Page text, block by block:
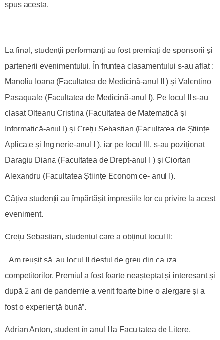
spus acesta.
La final, studenții performanți au fost premiați de sponsorii și
partenerii evenimentului. În fruntea clasamentului s-au aflat :
Manoliu Ioana (Facultatea de Medicină-anul III) și Valentino
Pasaquale (Facultatea de Medicină-anul I). Pe locul II s-au
clasat Olteanu Cristina (Facultatea de Matematică și
Informatică-anul I) și Crețu Sebastian (Facultatea de Științe
Aplicate și Inginerie-anul I ), iar pe locul III, s-au poziționat
Daragiu Diana (Facultatea de Drept-anul I ) și Ciortan
Alexandru (Facultatea Științe Economice- anul I).
Câțiva studenții au împărtășit impresiile lor cu privire la acest
eveniment.
Crețu Sebastian, studentul care a obținut locul II:
,,Am reușit să iau locul II destul de greu din cauza
competitorilor. Premiul a fost foarte neașteptat și interesant și
după 2 ani de pandemie a venit foarte bine o alergare și a
fost o experiență bună”.
Adrian Anton, student în anul I la Facultatea de Litere,